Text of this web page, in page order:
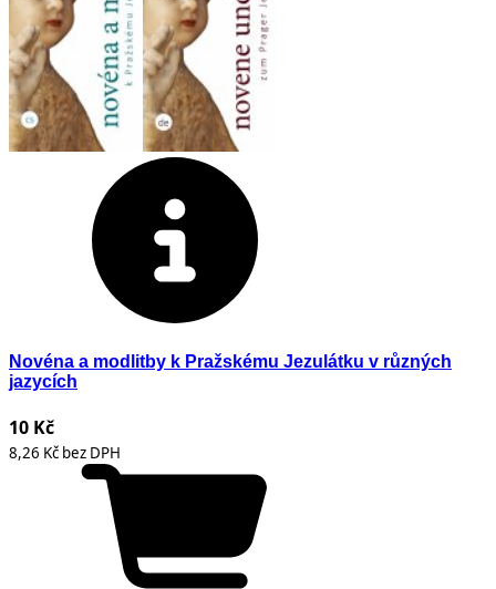
Novéna a modlitby k Pražskému Jezulátku v různých
jazycích
10 Kč
8,26 Kč bez DPH